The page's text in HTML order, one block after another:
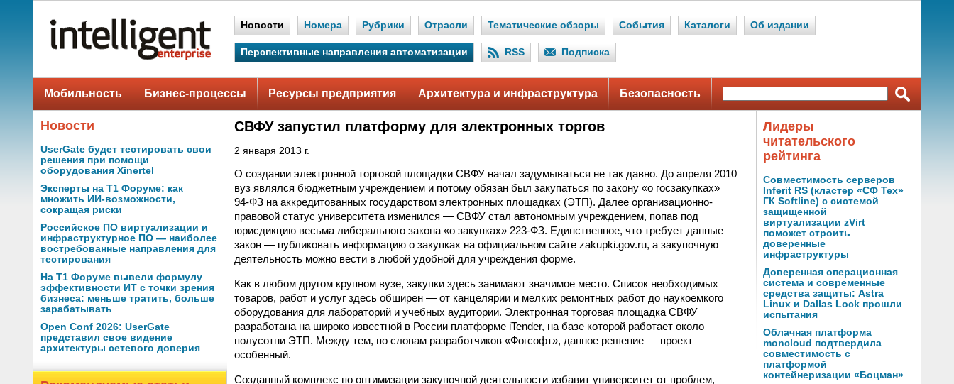
Новости Номера Рубрики Отрасли Тематические обзоры События Каталоги Об издании
Перспективные направления автоматизации RSS Подписка
Мобильность Бизнес-процессы Ресурсы предприятия Архитектура и инфраструктура Безопасность
Новости
UserGate будет тестировать свои
решения при помощи
оборудования Xinertel
Эксперты на Т1 Форуме: как
множить ИИ-возможности,
сокращая риски
Российское ПО виртуализации и
инфраструктурное ПО — наиболее
востребованные направления для
тестирования
На Т1 Форуме вывели формулу
эффективности ИТ с точки зрения
бизнеса: меньше тратить, больше
зарабатывать
Open Conf 2026: UserGate
представил свое видение
архитектуры сетевого доверия
СВФУ запустил платформу для электронных торгов
2 января 2013 г.
О создании электронной торговой площадки СВФУ начал задумываться не так давно. До апреля 2010
вуз являлся бюджетным учреждением и потому обязан был закупаться по закону «о госзакупках»
94-ФЗ на аккредитованных государством электронных площадках (ЭТП). Далее организационно-
правовой статус университета изменился — СВФУ стал автономным учреждением, попав под
юрисдикцию весьма либерального закона «о закупках» 223-ФЗ. Единственное, что требует данные
закон — публиковать информацию о закупках на официальном сайте zakupki.gov.ru, а закупочную
деятельность можно вести в любой удобной для учреждения форме.
Как в любом другом крупном вузе, закупки здесь занимают значимое место. Список необходимых
товаров, работ и услуг здесь обширен — от канцелярии и мелких ремонтных работ до наукоемкого
оборудования для лабораторий и учебных аудитории. Электронная торговая площадка СВФУ
разработана на широко известной в России платформе iTender, на базе которой работает около
полусотни ЭТП. Между тем, по словам разработчиков «Фогсофт», данное решение — проект
особенный.
Созданный комплекс по оптимизации закупочной деятельности избавит университет от проблем,
Лидеры
читательского
рейтинга
Совместимость серверов
Inferit RS (кластер «СФ Тех»
ГК Softline) с системой
защищенной
виртуализации zVirt
поможет строить
доверенные
инфраструктуры
Доверенная операционная
система и современные
средства защиты: Astra
Linux и Dallas Lock прошли
испытания
Облачная платформа
moncloud подтвердила
совместимость с
платформой
контейнеризации «Боцман»